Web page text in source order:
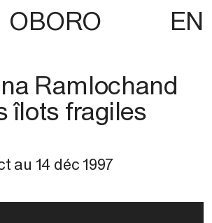
OBORO EN
Ramlochand
îlots fragiles
au 14 déc 1997